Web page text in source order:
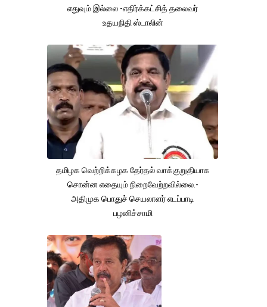
எதுவும் இல்லை -எதிர்க்கட்சித் தலைவர்
உதயநிதி ஸ்டாலின்
தமிழக வெற்றிக்கழக தேர்தல் வாக்குறுதியாக
சொன்ன எதையும் நிறைவேற்றவில்லை.-
அதிமுக பொதுச் செயலாளர் எடப்பாடி
பழனிச்சாமி